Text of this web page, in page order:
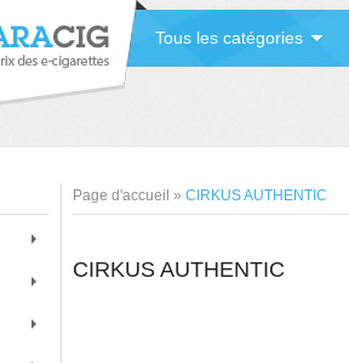
Tous les catégories
Page d'accueil » CIRKUS AUTHENTIC
CIRKUS AUTHENTIC